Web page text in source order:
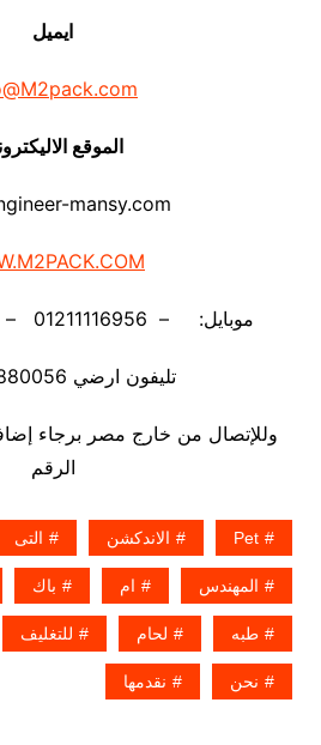
ايميل
الموقع
mansy.com
موبايل: – 01211116956 – – 01211116958
تليفون ارضي 0225880056
الرقم
Pet الاندكشن التى
المهندس ام باك
طبه لحام للتغليف
نحن نقدمها